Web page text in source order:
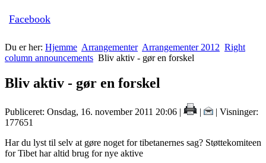
Facebook
Du er her: Hjemme Arrangementer Arrangementer 2012 Right
column announcements Bliv aktiv - gør en forskel
Bliv aktiv - gør en forskel
Publiceret: Onsdag, 16. november 2011 20:06 | |
| Visninger:
177651
Har du lyst til selv at gøre noget for tibetanernes sag? Støttekomiteen
for Tibet har altid brug for nye aktive